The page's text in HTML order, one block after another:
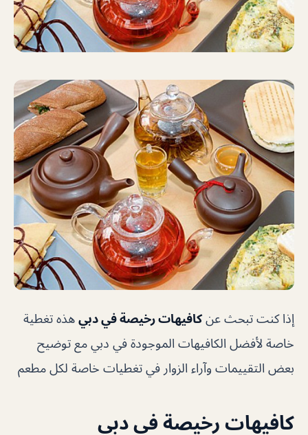
إذا كنت تبحث عنكافيهات رخيصة في دبي هذه تغطية
خاصة لأفضل الكافيهات الموجودة في دبي مع توضيح
بعض التقييمات وآراء الزوار في تغطيات خاصة لكل مطعم
كافيهات رخيصة في دبي